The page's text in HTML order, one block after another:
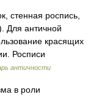
роспись,
Для античной
красящих
Росписи
античности
в роли